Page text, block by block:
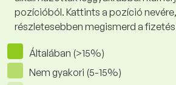
pozícióból. Kattints a pozíció
részletesebben megismerd a
Általában (>15%)
Nem gyakori (5-15%)